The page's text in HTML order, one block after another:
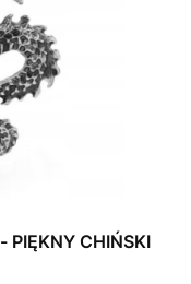
PIĘKNY CHIŃSKI